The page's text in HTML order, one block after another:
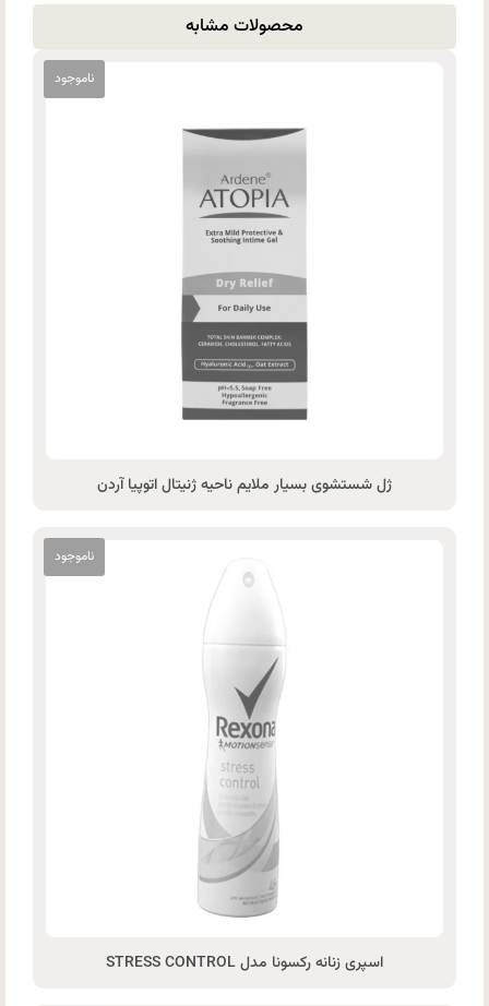
محصولات مشابه
ژل شستشوی بسیار ملایم ناحیه ژنیتال اتوپیا آردن
اسپری زنانه رکسونا مدل STRESS CONTROL